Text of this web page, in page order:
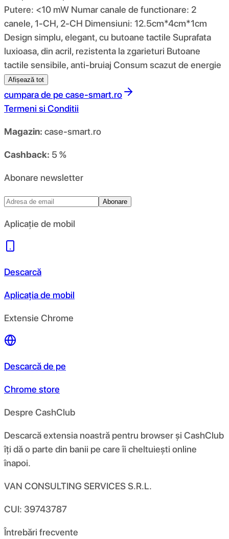
Putere: <10 mW Numar canale de functionare: 2
canele, 1-CH, 2-CH Dimensiuni: 12.5cm*4cm*1cm
Design simplu, elegant, cu butoane tactile Suprafata
luxioasa, din acril, rezistenta la zgarieturi Butoane
tactile sensibile, anti-bruiaj Consum scazut de energie
Afișează tot
cumpara de pe case-smart.ro
Termeni si Conditii
Magazin: case-smart.ro
Cashback: 5 %
Abonare newsletter
Abonare
Aplicație de mobil
Descarcă
Aplicația de mobil
Extensie Chrome
Descarcă de pe
Chrome store
Despre CashClub
Descarcă extensia noastră pentru browser și CashClub
îți dă o parte din banii pe care îi cheltuiești online
înapoi.
VAN CONSULTING SERVICES S.R.L.
CUI: 39743787
Întrebări frecvente